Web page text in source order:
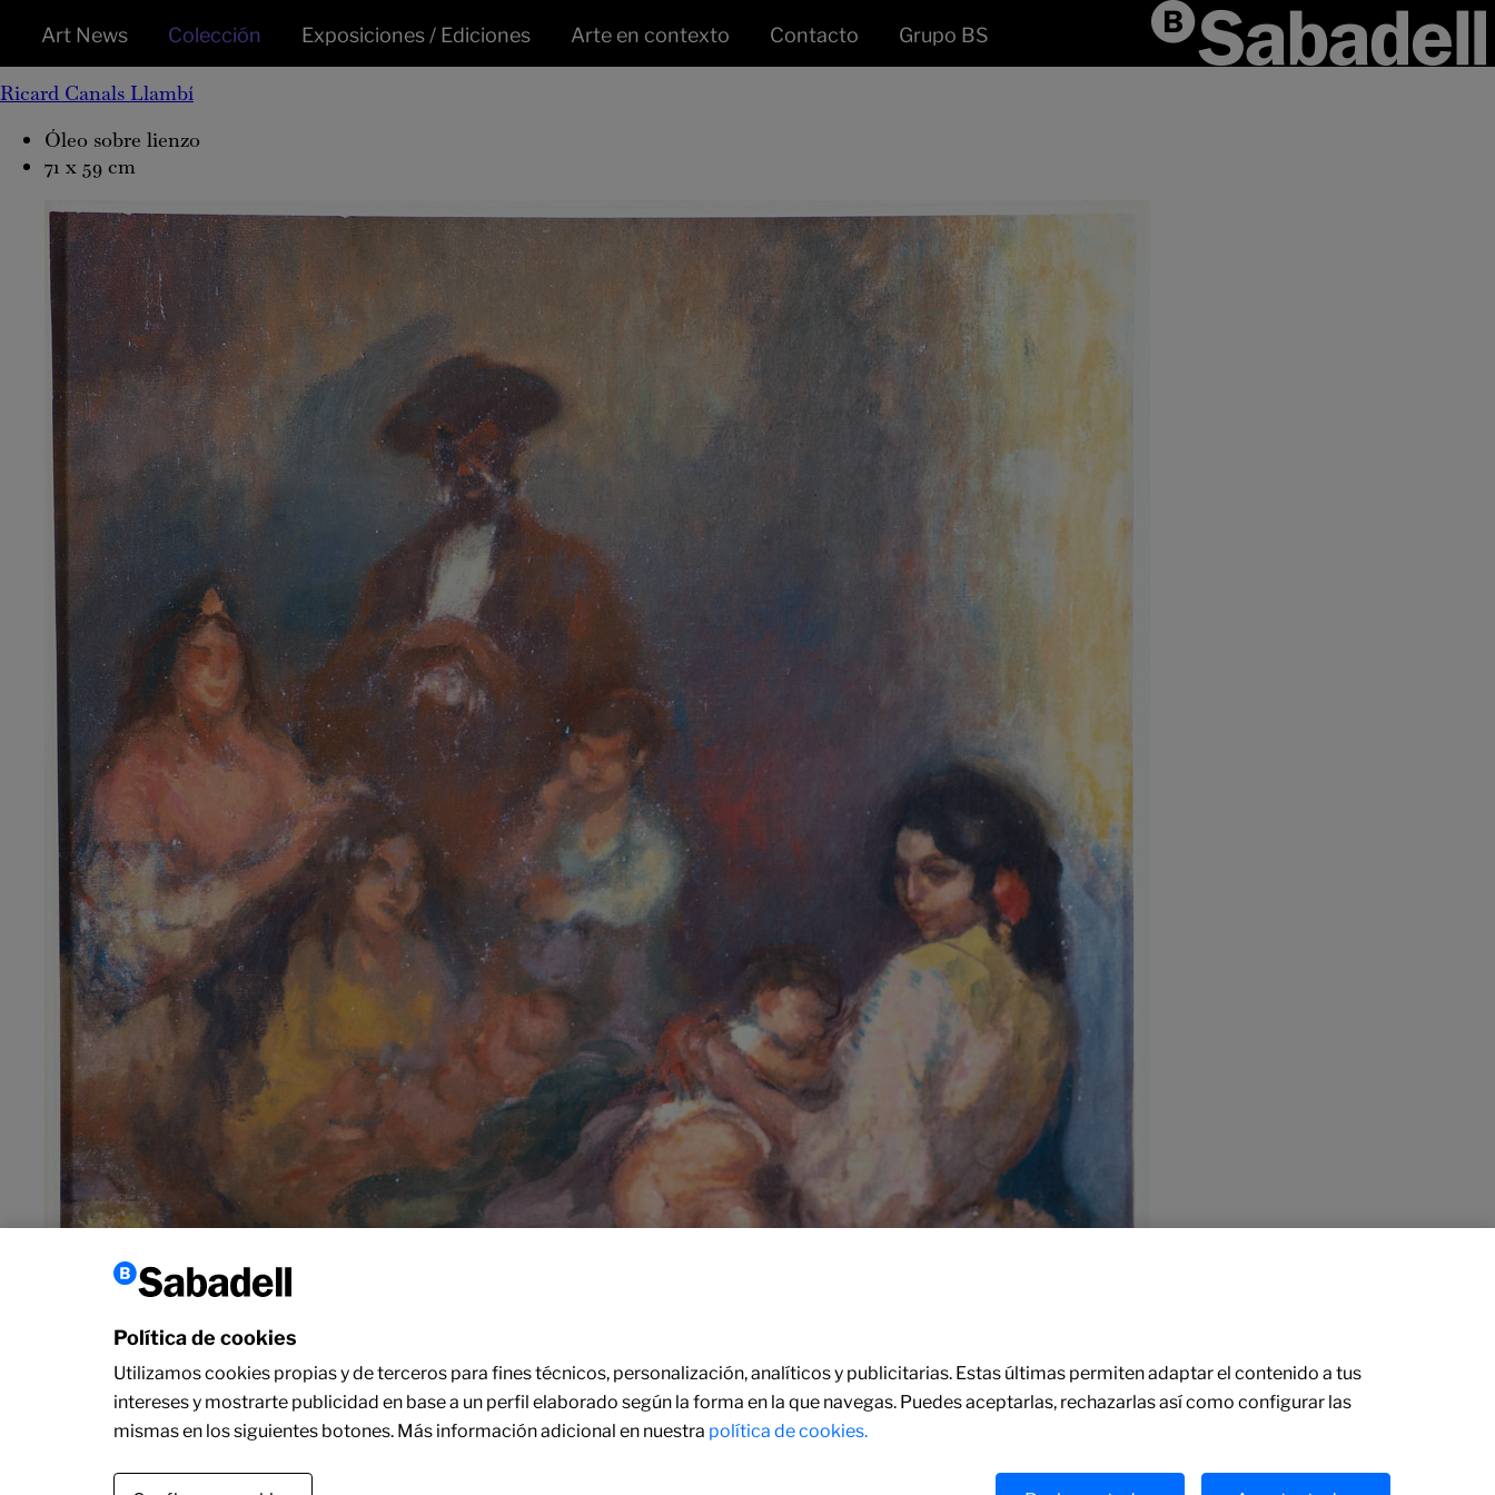
Art News Colección Exposiciones / Ediciones Arte en contexto Contacto Grupo BS
Família
Ricard Canals Llambí
Óleo sobre lienzo
71 x 59 cm
Política de cookies
Utilizamos cookies propias y de terceros para fines técnicos, personalización, analíticos y publicitarias. Estas últimas permiten adaptar el contenido a tus
intereses y mostrarte publicidad en base a un perfil elaborado según la forma en la que navegas. Puedes aceptarlas, rechazarlas así como configurar las
mismas en los siguientes botones. Más información adicional en nuestra política de cookies.